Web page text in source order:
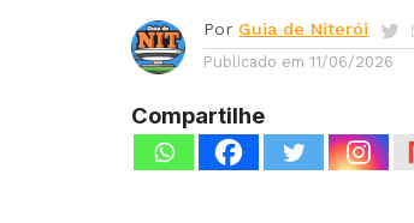
Por Guia de Niterói
Publicado em 11/06/2026
Compartilhe